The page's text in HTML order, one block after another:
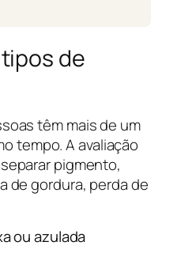
de
têm mais de um
tempo. A avaliação
pigmento,
de gordura, perda de
ou azulada